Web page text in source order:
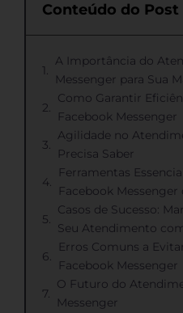
Conteúdo do Post
A Importância do
Messenger para Sua
Como Garantir
Facebook Messenger
Agilidade no
Precisa Saber
Ferramentas
Facebook Messenger
Casos de Sucesso:
Seu Atendimento
Erros Comuns a
Facebook Messenger
O Futuro do
Messenger